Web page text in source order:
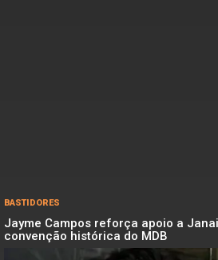
BASTIDORES
Jayme Campos reforça apoio a
convenção histórica do MDB